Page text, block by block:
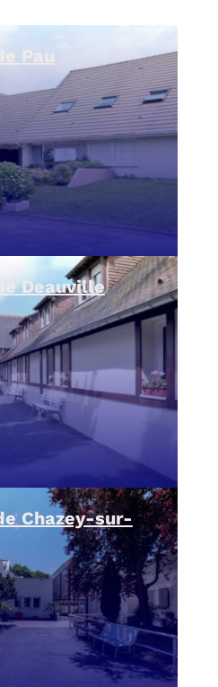
Pau
Deauville
Chazey-sur-